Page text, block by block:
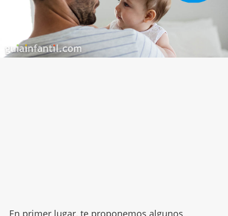
En primer lugar, te proponemos algunos